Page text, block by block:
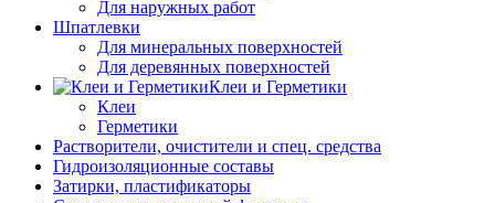
Для наружных работ
Шпатлевки
Для минеральных поверхностей
Для деревянных поверхностей
Клеи и Герметики
Клеи
Герметики
Растворители, очистители и спец. средства
Гидроизоляционные составы
Затирки, пластификаторы